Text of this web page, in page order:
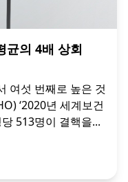
균의 4배 상회
여섯 번째로 높은 것
‘2020년 세계보건
513명이 결핵을...